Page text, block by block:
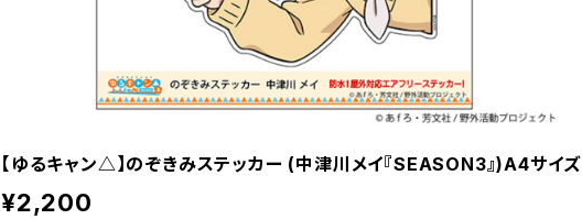
【ゆるキャン△】のぞきみステッカー (中津川メイ『SEASON3』)A4サイズ
¥2,200